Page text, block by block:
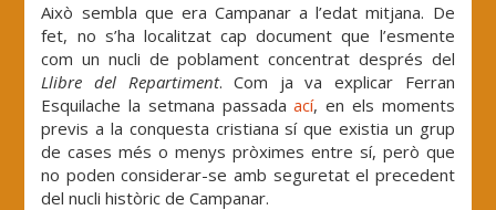
Això sembla que era Campanar a l’edat mitjana. De
fet, no s’ha localitzat cap document que l’esmente
com un nucli de poblament concentrat després del
Llibre del Repartiment. Com ja va explicar Ferran
Esquilache la setmana passadaací, en els moments
previs a la conquesta cristiana sí que existia un grup
de cases més o menys pròximes entre sí, però que
no poden considerar-se amb seguretat el precedent
del nucli històric de Campanar.